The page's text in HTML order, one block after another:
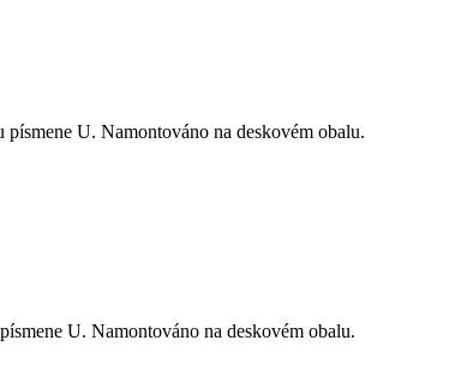
U. Namontováno na deskovém obalu.
U. Namontováno na deskovém obalu.